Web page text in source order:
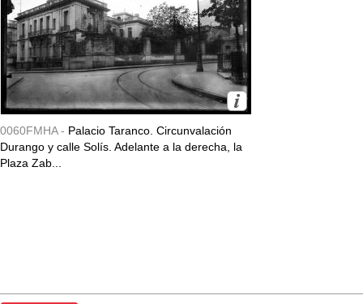
0060FMHA - Palacio Taranco. Circunvalación
Durango y calle Solís. Adelante a la derecha, la
Plaza Zab...